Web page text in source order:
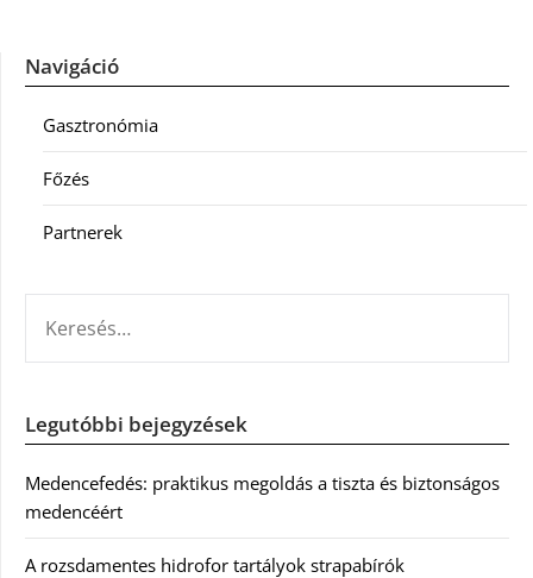
Navigáció
Gasztronómia
Főzés
Partnerek
Legutóbbi bejegyzések
Medencefedés: praktikus megoldás a tiszta és biztonságos
medencéért
A rozsdamentes hidrofor tartályok strapabírók